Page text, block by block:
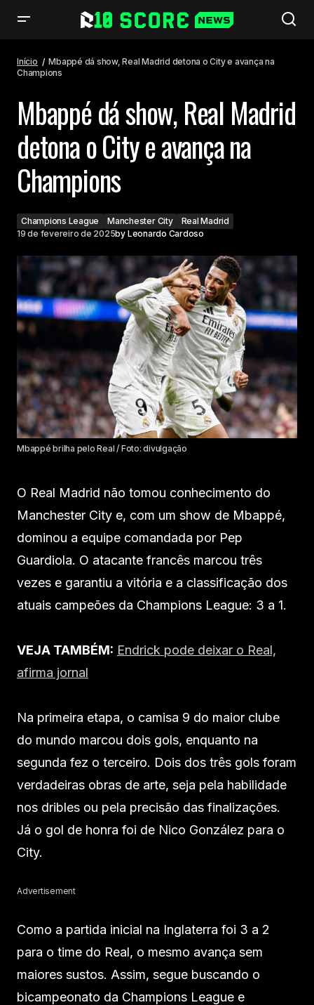
Início
Mbappé dá show, Real Madrid detona o City e avança na
Champions
Mbappé dá show, Real Madrid
detona o City e avança na
Champions
Champions League Manchester City
Real Madrid
19 de fevereiro de 2025by Leonardo Cardoso
Mbappé brilha pelo Real / Foto: divulgação
O Real Madrid não tomou conhecimento do
Manchester City e, com um show de Mbappé,
dominou a equipe comandada por Pep
Guardiola. O atacante francês marcou três
vezes e garantiu a vitória e a classificação dos
atuais campeões da Champions League: 3 a 1.
VEJA TAMBÉM: Endrick pode deixar o Real,
afirma jornal
Na primeira etapa, o camisa 9 do maior clube
do mundo marcou dois gols, enquanto na
segunda fez o terceiro. Dois dos três gols foram
verdadeiras obras de arte, seja pela habilidade
nos dribles ou pela precisão das finalizações.
Já o gol de honra foi de Nico González para o
City.
Advertisement
Como a partida inicial na Inglaterra foi 3 a 2
para o time do Real, o mesmo avança sem
maiores sustos. Assim, segue buscando o
bicampeonato da Champions League e